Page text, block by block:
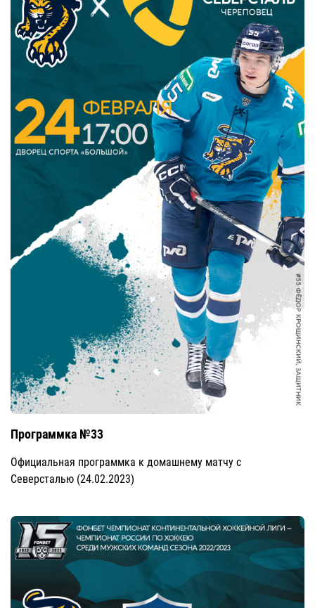
Программка №33
Официальная программка к домашнему матчу с
Северсталью (24.02.2023)